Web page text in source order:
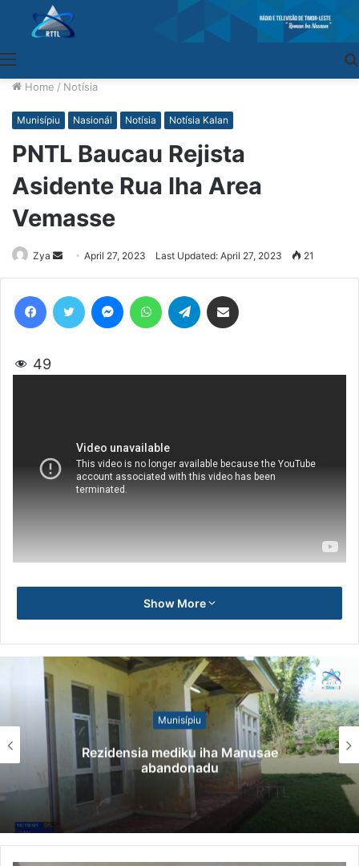
Home / Notísia
Munisípiu Nasionál Notísia Notísia Kalan
PNTL Baucau Rejista
Asidente Rua Iha Area
Vemasse
Zya
Send
an
email
April 27, 2023 Last Updated: April 27, 2023 21
49
Show More
Munisípiu
mediku iha Manusae
abandonadu
Governu